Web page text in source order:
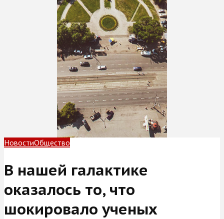
НовостиОбщество
В нашей галактике
оказалось то, что
шокировало ученых